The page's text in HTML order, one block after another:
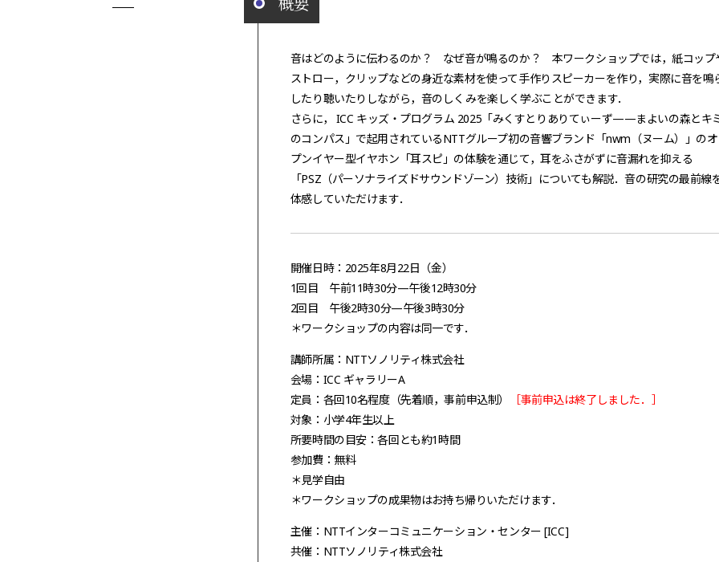
音はどのように伝わるのか？ なぜ音が鳴るのか？ 本ワークショップでは，紙コップ
ストロー，クリップなどの身近な素材を使って手作りスピーカーを作り，実際に音を鳴
したり聴いたりしながら，音のしくみを楽しく学ぶことができます．
さらに， ICC キッズ・プログラム 2025「みくすとりありてぃーず——まよいの森とキ
のコンパス」で起用されているNTTグループ初の音響ブランド「nwm（ヌーム）」の
プンイヤー型イヤホン「耳スピ」の体験を通じて，耳をふさがずに音漏れを抑える
「PSZ（パーソナライズドサウンドゾーン）技術」についても解説．音の研究の最前線
体感していただけます．
開催日時：2025年8月22日（金）
1回目 午前11時30分—午後12時30分
2回目 午後2時30分—午後3時30分
＊ワークショップの内容は同一です．
講師所属：NTTソノリティ株式会社
会場：ICC ギャラリーA
定員：各回10名程度（先着順，事前申込制）
［事前申込は終了しました．］
対象：小学4年生以上
所要時間の目安：各回とも約1時間
参加費：無料
＊見学自由
＊ワークショップの成果物はお持ち帰りいただけます．
主催：NTTインターコミュニケーション・センター [ICC]
共催：NTTソノリティ株式会社